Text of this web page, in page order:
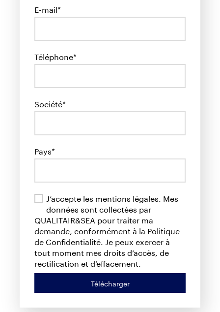
E-mail*
Téléphone*
Société*
Pays*
J’accepte les mentions légales. Mes
données sont collectées par
QUALITAIR&SEA pour traiter ma
demande, conformément à la Politique
de Confidentialité. Je peux exercer à
tout moment mes droits d’accès, de
rectification et d’effacement.
Télécharger